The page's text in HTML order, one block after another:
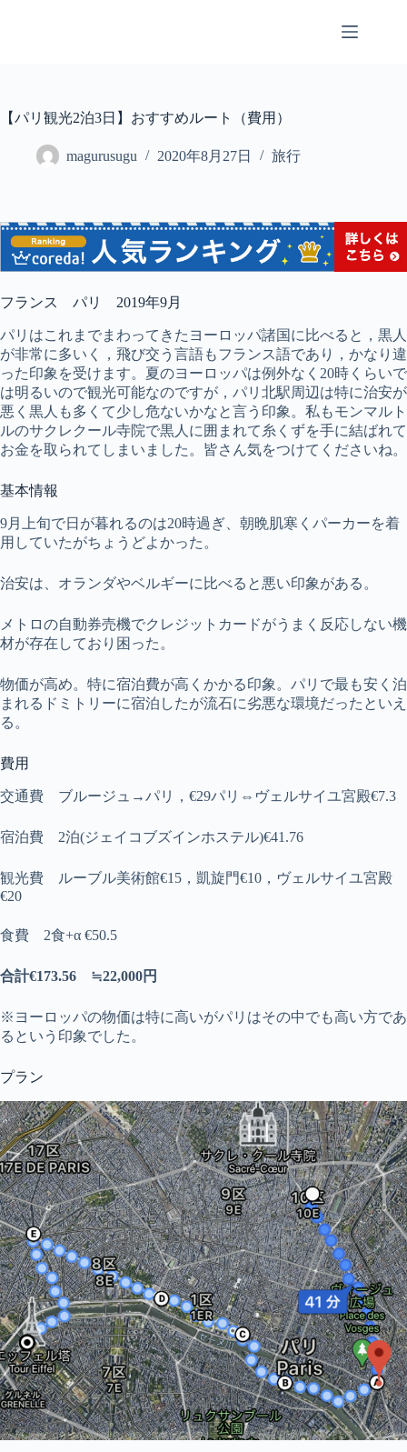
ス【パリ観光2泊3日】おすすめルート（費用）
magurusugu 2020年8月27日 旅行
フランス パリ 2019年9月
パリはこれまでまわってきたヨーロッパ諸国に比べると，黒人
が非常に多いく，飛び交う言語もフランス語であり，かなり違
った印象を受けます。夏のヨーロッパは例外なく20時くらいで
は明るいので観光可能なのですが，パリ北駅周辺は特に治安が
悪く黒人も多くて少し危ないかなと言う印象。私もモンマルト
ルのサクレクール寺院で黒人に囲まれて糸くずを手に結ばれて
お金を取られてしまいました。皆さん気をつけてくださいね。
基本情報
9月上旬で日が暮れるのは20時過ぎ、朝晩肌寒くパーカーを着
用していたがちょうどよかった。
治安は、オランダやベルギーに比べると悪い印象がある。
メトロの自動券売機でクレジットカードがうまく反応しない機
材が存在しており困った。
物価が高め。特に宿泊費が高くかかる印象。パリで最も安く泊
まれるドミトリーに宿泊したが流石に劣悪な環境だったといえ
る。
費用
交通費 ブルージュ→パリ，€29パリ⇔ヴェルサイユ宮殿€7.3
宿泊費 2泊(ジェイコブズインホステル)€41.76
観光費 ルーブル美術館€15，凱旋門€10，ヴェルサイユ宮殿
€20
食費 2食+α €50.5
合計€173.56 ≒22,000円
※ヨーロッパの物価は特に高いがパリはその中でも高い方であ
るという印象でした。
プラン